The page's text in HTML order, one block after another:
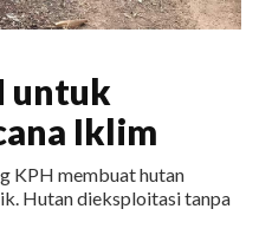
untuk
Iklim
KPH membuat hutan
Hutan dieksploitasi tanpa